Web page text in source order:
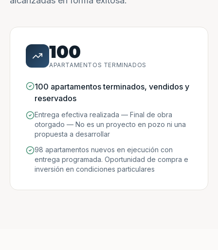
100
APARTAMENTOS TERMINADOS
100 apartamentos terminados, vendidos y
reservados
Entrega efectiva realizada — Final de obra
otorgado — No es un proyecto en pozo ni una
propuesta a desarrollar
98 apartamentos nuevos en ejecución con
entrega programada. Oportunidad de compra e
inversión en condiciones particulares